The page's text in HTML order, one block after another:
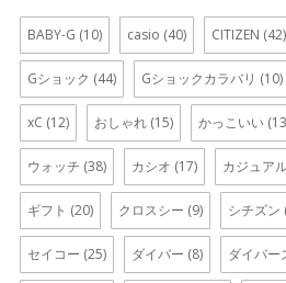
BABY-G (10) casio (40) CITIZEN (42)
Gショック (44) Gショックカラバリ (10)
xC (12) おしゃれ (15) かっこいい
ウォッチ (38) カシオ (17) カジュア
ギフト (20) クロスシー (9) シチズン
セイコー (25) ダイバー (8) ダイバー